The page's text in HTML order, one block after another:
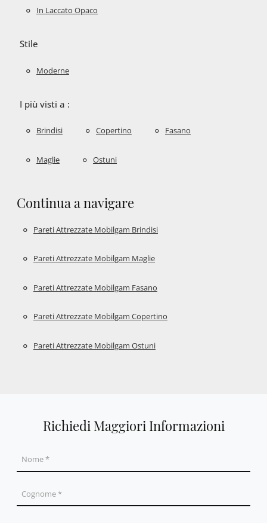
In Laccato Opaco
Stile
Moderne
I più visti a :
Brindisi Copertino Fasano
Maglie Ostuni
Continua a navigare
Pareti Attrezzate Mobilgam Brindisi
Pareti Attrezzate Mobilgam Maglie
Pareti Attrezzate Mobilgam Fasano
Pareti Attrezzate Mobilgam Copertino
Pareti Attrezzate Mobilgam Ostuni
Richiedi Maggiori Informazioni